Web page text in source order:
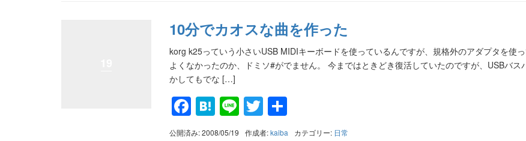
10分でカオスな曲を作った
korg k25っていう小さいUSB MIDIキーボードを使っているんですが、規格外のアダプタを使
よくなかったのか、ドミソ#がでません。 今まではときどき復活していたのですが、USBバス
かしてもでな […]
Facebook
Hatena
LineTwitter
有
公開済み: 2008/05/19 作成者:kaiba カテゴリー: 日常